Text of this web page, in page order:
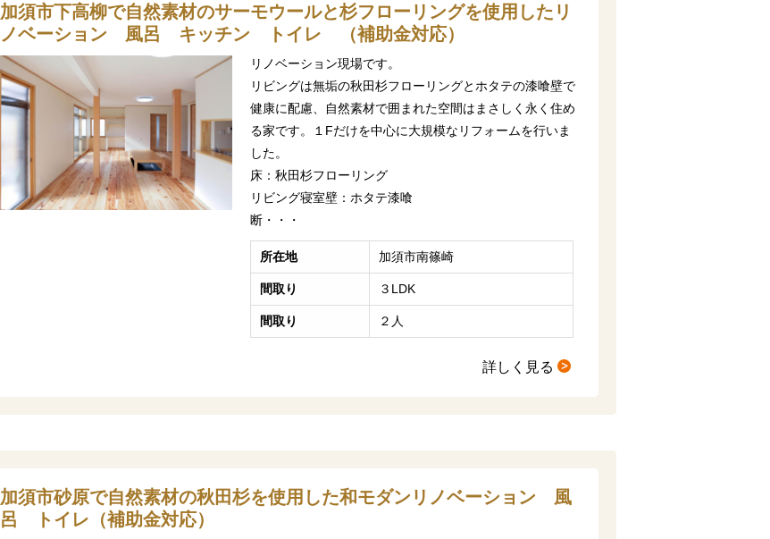
加須市下高柳で自然素材のサーモウールと杉フローリングを使用したリ
ノベーション 風呂 キッチン トイレ （補助金対応）
リノベーション現場です。
リビングは無垢の秋田杉フローリングとホタテの漆喰壁で
健康に配慮、自然素材で囲まれた空間はまさしく永く住め
る家です。１Fだけを中心に大規模なリフォームを行いま
した。
床：秋田杉フローリング
リビング寝室壁：ホタテ漆喰
断・・・
所在地 加須市南篠崎
間取り ３LDK
間取り ２人
詳しく見る
加須市砂原で自然素材の秋田杉を使用した和モダンリノベーション 風
呂 トイレ（補助金対応）